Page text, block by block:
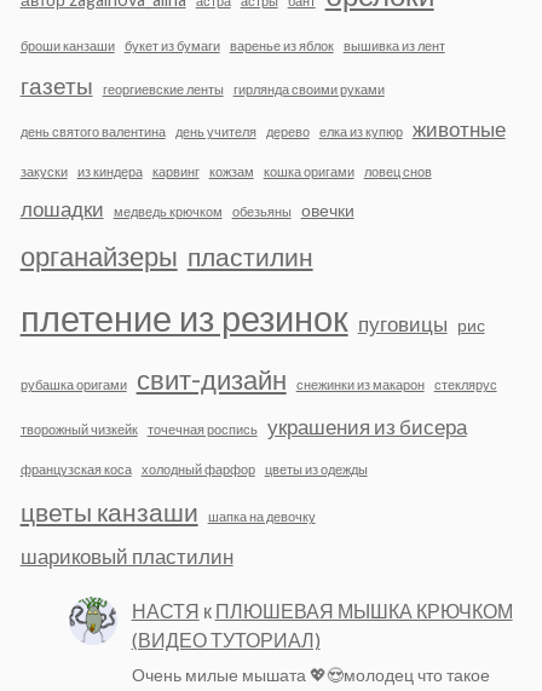
броши канзаши букет из бумаги варенье из яблок вышивка из лент
газеты георгиевские ленты гирлянда своими руками
день святого валентина день учителя дерево елка из купюр животные
закуски из киндера карвинг кожзам кошка оригами ловец снов
лошадки медведь крючком обезьяны овечки
органайзеры пластилин
плетение из резинок пуговицы рис
рубашка оригами свит-дизайн снежинки из макарон стеклярус
творожный чизкейк точечная роспись украшения из бисера
французская коса холодный фарфор цветы из одежды
цветы канзаши шапка на девочку
шариковый пластилин
НАСТЯ к ПЛЮШЕВАЯ МЫШКА КРЮЧКОМ
(ВИДЕО ТУТОРИАЛ)
Очень милые мышата 💖😍молодец что такое